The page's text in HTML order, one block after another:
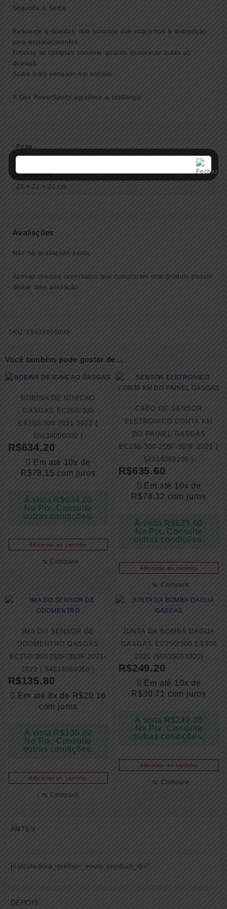
Segunda à Sexta.
Referente a dúvidas, fale conosco que estaremos à disposição
para esclarecimentos.
Finalize as compras somente quando esclarecer todas as
dúvidas.
Saiba mais entrando em contato.
A Gox PowerSports agradece a confiança!
Peso
1 kg
Dimensões
25 × 22 × 20 cm
Avaliações
Não há avaliações ainda.
Apenas clientes conectados que compraram este produto podem
deixar uma avaliação.
SKU: 58439006000
Você também pode gostar de…
BOBINA DE IGNICAO
GASGAS EC250/300
EX250/300 2021-2022 (
55639006000 )
R$634.20
Em até 10x de
R$78.15 com juros
À vista R$634.20
No Pix. Consulte
outras condições.
Adicionar ao carrinho
⇆ Compare
CABO DE SENSOR
ELETRONICO CONTA KM
DO PAINEL GASGAS
EC250-300-250F-350F 2021 (
54814068100 )
R$635.60
Em até 10x de
R$78.32 com juros
À vista R$635.60
No Pix. Consulte
outras condições.
Adicionar ao carrinho
⇆ Compare
IMA DO SENSOR DE
ODOMENTRO GASGAS
EC250/300/250F/350F 2021-
2022 ( 54814069050 )
R$135.80
Em até 8x de R$20.16
com juros
À vista R$135.80
No Pix. Consulte
outras condições.
Adicionar ao carrinho
⇆ Compare
JUNTA DA BOMBA DAGUA
GASGAS EC250/300 EX300
2021 (55535053000)
R$249.20
Em até 10x de
R$30.71 com juros
À vista R$249.20
No Pix. Consulte
outras condições.
Adicionar ao carrinho
⇆ Compare
ANTES
[calculadora_melhor_envio product_id="
DEPOIS